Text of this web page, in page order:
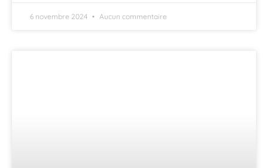
6 novembre 2024 Aucun commentaire